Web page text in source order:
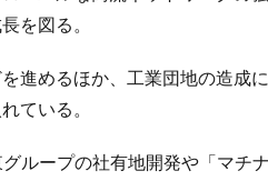
を図る。
進めるほか、工業団地の造成
ている。
ループの社有地開発や「マチ